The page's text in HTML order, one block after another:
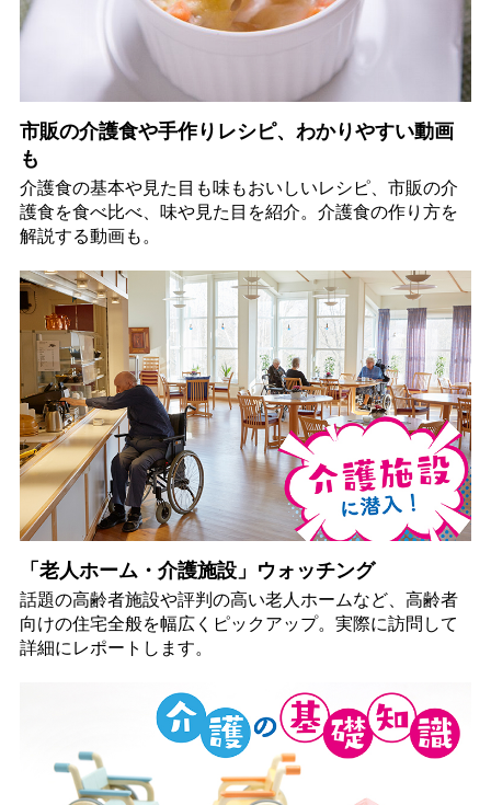
市販の介護食や手作りレシピ、わかりやすい動画
も
介護食の基本や見た目も味もおいしいレシピ、市販の介
護食を食べ比べ、味や見た目を紹介。介護食の作り方を
解説する動画も。
「老人ホーム・介護施設」ウォッチング
話題の高齢者施設や評判の高い老人ホームなど、高齢者
向けの住宅全般を幅広くピックアップ。実際に訪問して
詳細にレポートします。